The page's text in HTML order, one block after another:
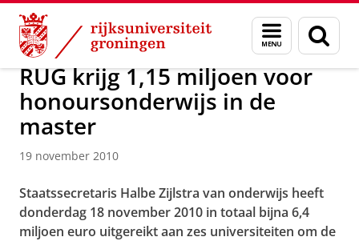
Skip
Content
Skip
Navigation
Menu
en
zoeken
Over ons Faculty of Science and Engineering Nieuws
RUG krijg 1,15 miljoen voor
honoursonderwijs in de
master
19 november 2010
Staatssecretaris Halbe Zijlstra van onderwijs heeft
donderdag 18 november 2010 in totaal bijna 6,4
miljoen euro uitgereikt aan zes universiteiten om de